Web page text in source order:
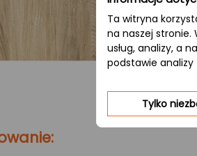
Ta witryna
na naszej stronie.
usług, analizy, a
podstawie
Tylko